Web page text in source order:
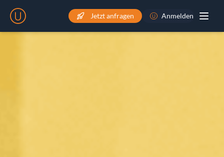
Jetzt anfragen Anmelden